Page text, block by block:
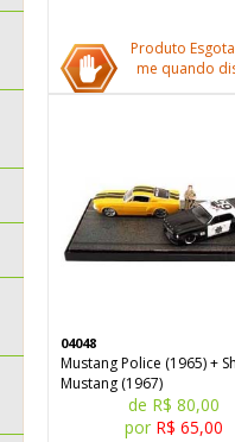
Produto
me quando
04048
Mustang Police (1965) +
Mustang (1967)
de R$ 80,00
por R$ 65,00